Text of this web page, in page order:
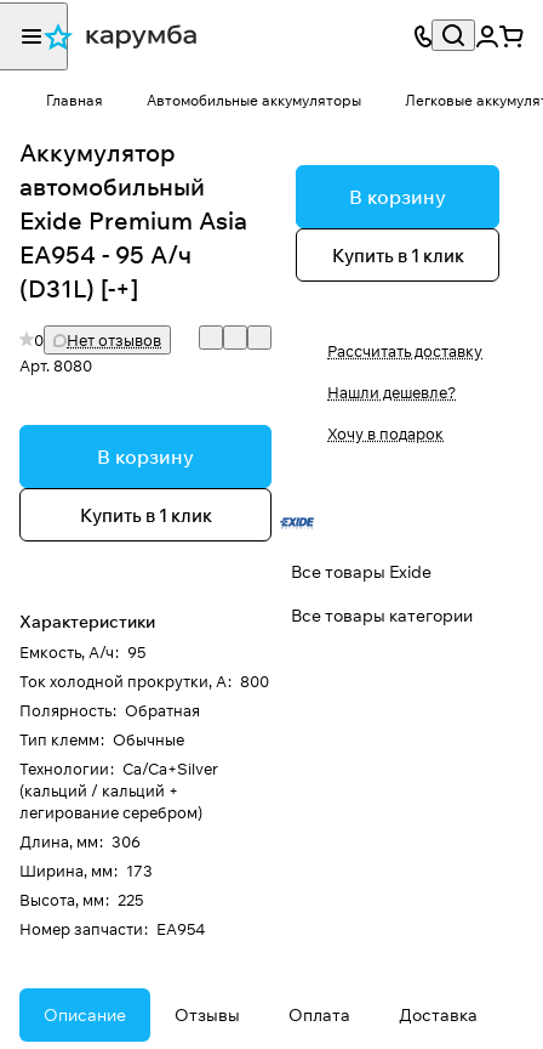
Главная Автомобильные аккумуляторы Легковые
Аккумулятор
автомобильный
Exide Premium Asia
EA954 - 95 А/ч
(D31L) [-+]
0
Нет отзывов
Арт.8080
В корзину
Купить в 1 клик
Характеристики
Емкость, А/ч: 95
Ток холодной прокрутки, А: 800
Полярность: Обратная
Тип клемм: Обычные
Технологии: Ca/Ca+Silver
(кальций / кальций +
легирование серебром)
Длина, мм: 306
Ширина, мм: 173
Высота, мм: 225
Номер запчасти: EA954
В корзину
Купить в 1 клик
Рассчитать доставку
Нашли дешевле?
Хочу в подарок
Все товары Exide
Все товары категории
Описание Отзывы Оплата Доставка